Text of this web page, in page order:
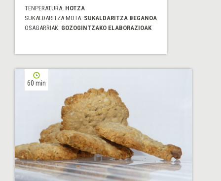
TENPERATURA: HOTZA
SUKALDARITZA MOTA: SUKALDARITZA BEGANOA
OSAGARRIAK: GOZOGINTZAKO ELABORAZIOAK
60 min